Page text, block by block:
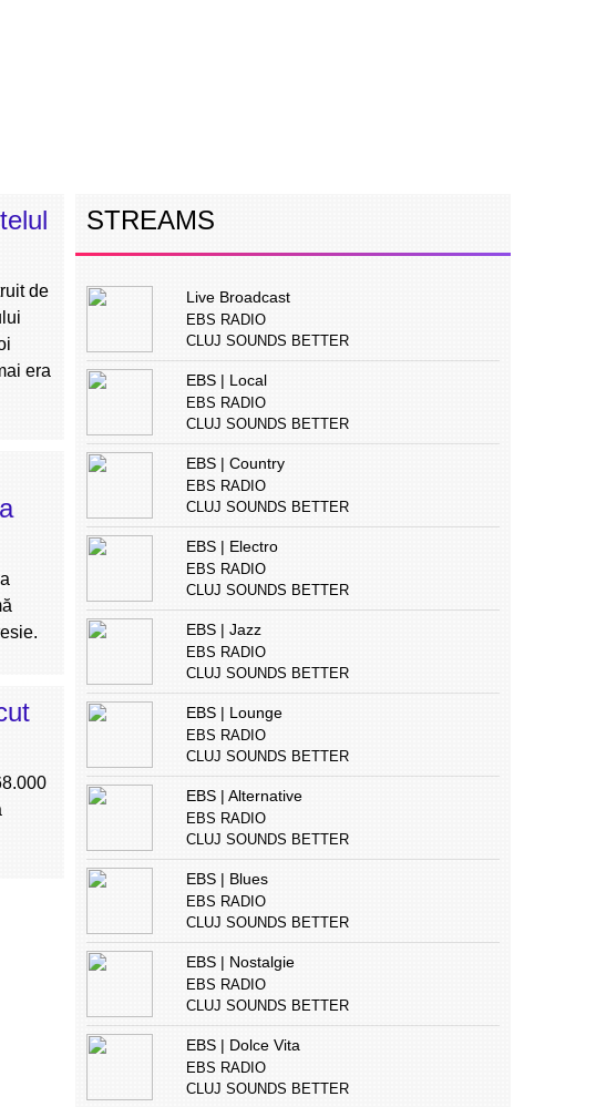
de
era
STREAMS
Live Broadcast
EBS RADIO
CLUJ SOUNDS BETTER
EBS | Local
EBS RADIO
CLUJ SOUNDS BETTER
EBS | Country
EBS RADIO
CLUJ SOUNDS BETTER
EBS | Electro
EBS RADIO
CLUJ SOUNDS BETTER
EBS | Jazz
EBS RADIO
CLUJ SOUNDS BETTER
EBS | Lounge
EBS RADIO
CLUJ SOUNDS BETTER
EBS | Alternative
EBS RADIO
CLUJ SOUNDS BETTER
EBS | Blues
EBS RADIO
CLUJ SOUNDS BETTER
EBS | Nostalgie
EBS RADIO
CLUJ SOUNDS BETTER
EBS | Dolce Vita
EBS RADIO
CLUJ SOUNDS BETTER